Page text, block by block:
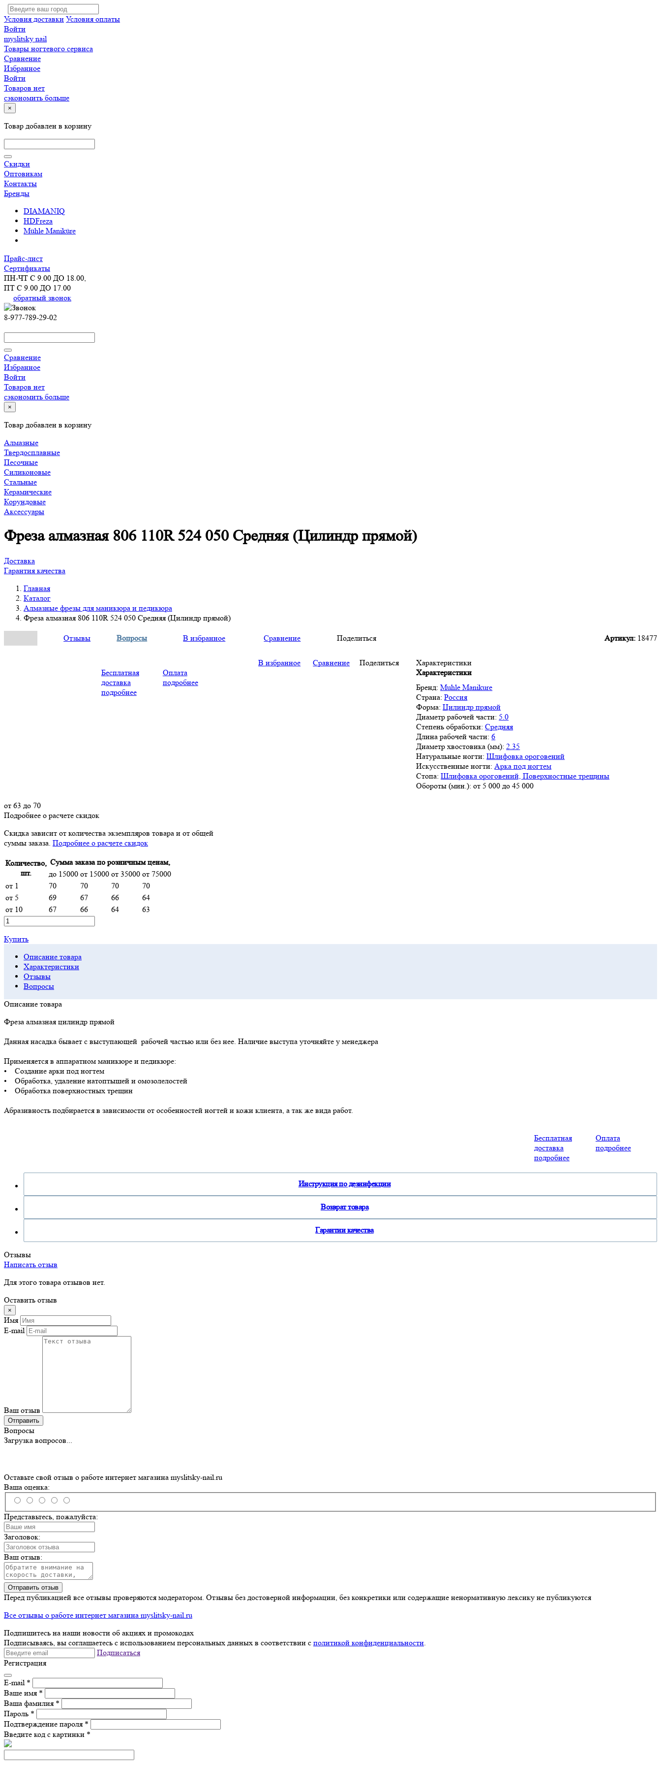
Условия доставки Условия оплаты
Войти
myslitsky nail
Товары ногтевого сервиса
Сравнение
Избранное
Войти
Товаров нет
сэкономить больше
×
Товар добавлен в корзину
Скидки
Оптовикам
Контакты
Бренды
DIAMANIQ
HDFreza
Mühle Maniküre
Прайс-лист
Сертификаты
ПН-ЧТ С 9.00 ДО 18.00,
ПТ С 9.00 ДО 17.00
обратный звонок
8-977-789-29-02
Сравнение
Избранное
Войти
Товаров нет
сэкономить больше
×
Товар добавлен в корзину
Алмазные
Твердосплавные
Песочные
Силиконовые
Стальные
Керамические
Корундовые
Аксессуары
Фреза алмазная 806 110R 524 050 Средняя (Цилиндр прямой)
Доставка
Гарантия качества
Главная
Каталог
Алмазные фрезы для маникюра и педикюра
Фреза алмазная 806 110R 524 050 Средняя (Цилиндр прямой)
Отзывы Вопросы В избранное Сравнение Поделиться Артикул: 18477
Бесплатная
доставка
подробнее
Оплата
подробнее
В избранное Сравнение Поделиться
Характеристики
Характеристики
Бренд: Muhle Manikure
Страна: Россия
Форма: Цилиндр прямой
Диаметр рабочей части: 5.0
Степень обработки: Средняя
Длина рабочей части: 6
Диаметр хвостовика (мм): 2.35
Натуральные ногти: Шлифовка ороговений
Искусственные ногти: Арка под ногтем
Стопа: Шлифовка ороговений,Поверхностные трещины
Обороты (мин.): от 5 000 до 45 000
от 63 до 70
Подробнее о расчете скидок
Скидка зависит от количества экземпляров товара и от общей
суммы заказа. Подробнее о расчете скидок
Количество,
шт.
Сумма заказа по розничным ценам,
до 15000 от 15000 от 35000 от 75000
от 1
70 70 70
70
от 5
69 67 66
64
от 10
67 66 64 63
Купить
Описание товара
Характеристики
Отзывы
Вопросы
Описание товара
Фреза алмазная цилиндр прямой
Данная насадка бывает с выступающей рабочей частью или без нее. Наличие выступа уточняйте у менеджера
Применяется в аппаратном маникюре и педикюре:
• Создание арки под ногтем
• Обработка, удаление натоптышей и омозолелостей
• Обработка поверхностных трещин
Абразивность подбирается в зависимости от особенностей ногтей и кожи клиента, а так же вида работ.
Бесплатная
доставка
подробнее
Оплата
подробнее
Инструкция по дезинфекции
Возврат товара
Гарантии качества
Отзывы
Написать отзыв
Для этого товара отзывов нет.
Оставить отзыв
×
Имя
E-mail
Ваш отзыв
Отправить
Вопросы
Загрузка вопросов...
Оставьте свой отзыв о работе интернет магазина myslitsky-nail.ru
Ваша оценка:
Представьтесь, пожалуйста:
Заголовок:
Ваш отзыв:
Отправить отзыв
Перед публикацией все отзывы проверяются модератором. Отзывы без достоверной информации, без конкретики или содержащие ненормативную лексику не публикуются
Все отзывы о работе интернет магазина myslitsky-nail.ru
Подпишитесь на наши новости об акциях и промокодах
Подписываясь, вы соглашаетесь с использованием персональных данных в соответствии с политикой конфиденциальности.
Подписаться
Регистрация
E-mail *
Ваше имя *
Ваша фамилия *
Пароль *
Подтверждение пароля *
Введите код с картинки *